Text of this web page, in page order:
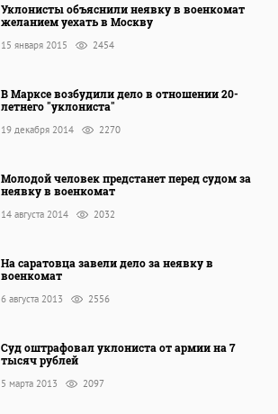
Уклонисты объяснили неявку в военкомат
желанием уехать в Москву
15 января 2015 2454
В Марксе возбудили дело в отношении 20-
летнего "уклониста"
19 декабря 2014 2270
Молодой человек предстанет перед судом за
неявку в военкомат
14 августа 2014 2032
На саратовца завели дело за неявку в
военкомат
6 августа 2013 2556
Суд оштрафовал уклониста от армии на 7
тысяч рублей
5 марта 2013 2097